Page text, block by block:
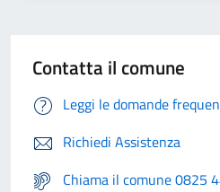
Contatta il comune
Leggi le domande
Richiedi Assistenza
Chiama il comune 0825